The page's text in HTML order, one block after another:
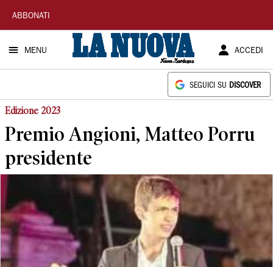
La
Nuova
Sardegna
ABBONATI
MENU ACCEDI
SEGUICI SU DISCOVER
Edizione 2023
Premio Angioni, Matteo Porru
presidente